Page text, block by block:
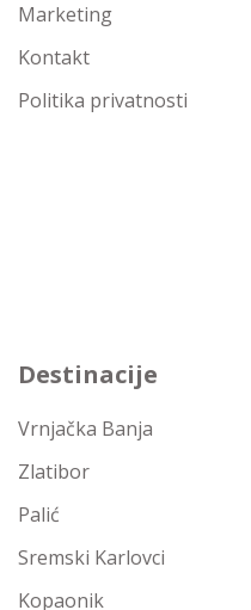
Marketing
Kontakt
Politika privatnosti
Destinacije
Vrnjačka Banja
Zlatibor
Palić
Sremski Karlovci
Kopaonik